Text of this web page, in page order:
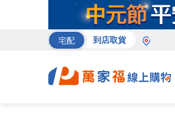
宅配 到店取貨